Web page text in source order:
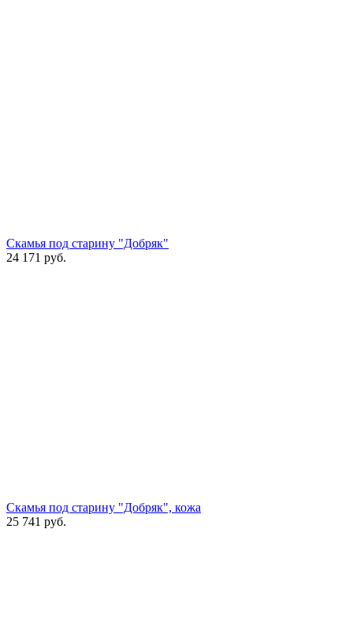
Скамья под старину "Добряк"
24 171 руб.
Скамья под старину "Добряк", кожа
25 741 руб.